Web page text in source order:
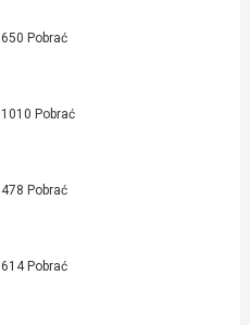
650 Pobrać
1010 Pobrać
478 Pobrać
614 Pobrać